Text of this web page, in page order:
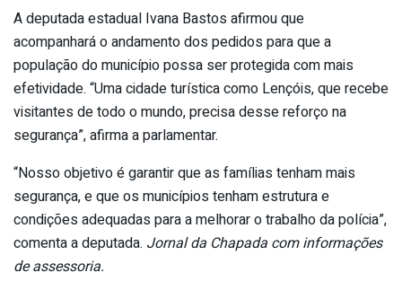
A deputada estadual Ivana Bastos afirmou que
acompanhará o andamento dos pedidos para que a
população do município possa ser protegida com mais
efetividade. “Uma cidade turística como Lençóis, que recebe
visitantes de todo o mundo, precisa desse reforço na
segurança”, afirma a parlamentar.
“Nosso objetivo é garantir que as famílias tenham mais
segurança, e que os municípios tenham estrutura e
condições adequadas para a melhorar o trabalho da polícia”,
comenta a deputada. Jornal da Chapada com informações
de assessoria.